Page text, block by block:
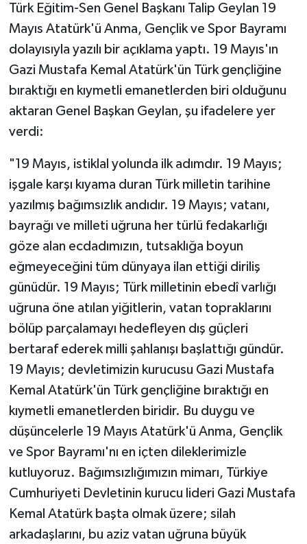
Türk Eğitim-Sen Genel Başkanı Talip Geylan 19
Mayıs Atatürk'ü Anma, Gençlik ve Spor Bayramı
dolayısıyla yazılı bir açıklama yaptı. 19 Mayıs'ın
Gazi Mustafa Kemal Atatürk'ün Türk gençliğine
bıraktığı en kıymetli emanetlerden biri olduğunu
aktaran Genel Başkan Geylan, şu ifadelere yer
verdi:
"19 Mayıs, istiklal yolunda ilk adımdır. 19 Mayıs;
işgale karşı kıyama duran Türk milletin tarihine
yazılmış bağımsızlık andıdır. 19 Mayıs; vatanı,
bayrağı ve milleti uğruna her türlü fedakarlığı
göze alan ecdadımızın, tutsaklığa boyun
eğmeyeceğini tüm dünyaya ilan ettiği diriliş
günüdür. 19 Mayıs; Türk milletinin ebedî varlığı
uğruna öne atılan yiğitlerin, vatan topraklarını
bölüp parçalamayı hedefleyen dış güçleri
bertaraf ederek milli şahlanışı başlattığı gündür.
19 Mayıs; devletimizin kurucusu Gazi Mustafa
Kemal Atatürk'ün Türk gençliğine bıraktığı en
kıymetli emanetlerden biridir. Bu duygu ve
düşüncelerle 19 Mayıs Atatürk'ü Anma, Gençlik
ve Spor Bayramı'nı en içten dileklerimizle
kutluyoruz. Bağımsızlığımızın mimarı, Türkiye
Cumhuriyeti Devletinin kurucu lideri Gazi Mustafa
Kemal Atatürk başta olmak üzere; silah
arkadaşlarını, bu aziz vatan uğruna büyük